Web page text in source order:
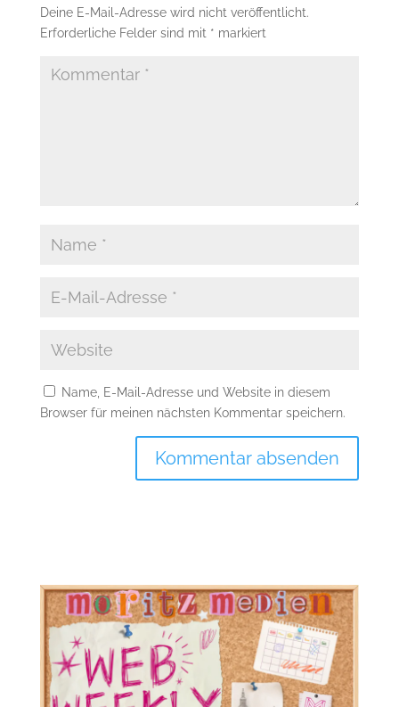
Deine E-Mail-Adresse wird nicht veröffentlicht.
Erforderliche Felder sind mit * markiert
Name, E-Mail-Adresse und Website in diesem
Browser für meinen nächsten Kommentar speichern.